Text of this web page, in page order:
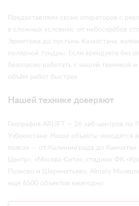
Предоставляем своих операторов с
в сложных условиях: от небоскрёбов
Эрмитажа до пустынь Казахстана,
полярной тундры. Если арендуете без
безопасно работать с нашей техникой
объём работ быстрее.
Нашей технике доверяют
География ARLIFT — 26 хаб-центров по
Узбекистане. Наши объекты находятся
поясах — от Калининграда до
Центр», «Москва-Сити», стадион ФК
Пулково и Шереметьево, Almaty
ещё 6500 объектов ежегодно.